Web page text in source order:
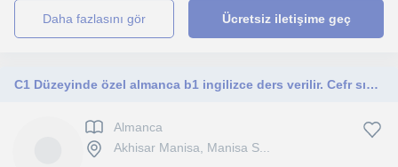
daha fazlasını gör Ücretsiz iletişime geç
C1 Düzeyinde özel almanca b1 ingilizce ders verilir. Cefr sınavı için danışmanlık verilir
Almanca
Akhisar Manisa, Manisa S...